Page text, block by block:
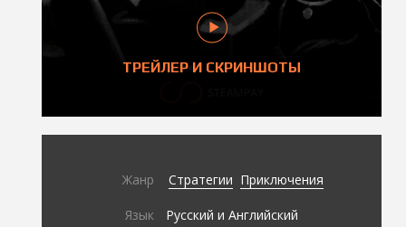
ТРЕЙЛЕР И СКРИНШОТЫ
Жанр Стратегии Приключения
Язык Русский и Английский